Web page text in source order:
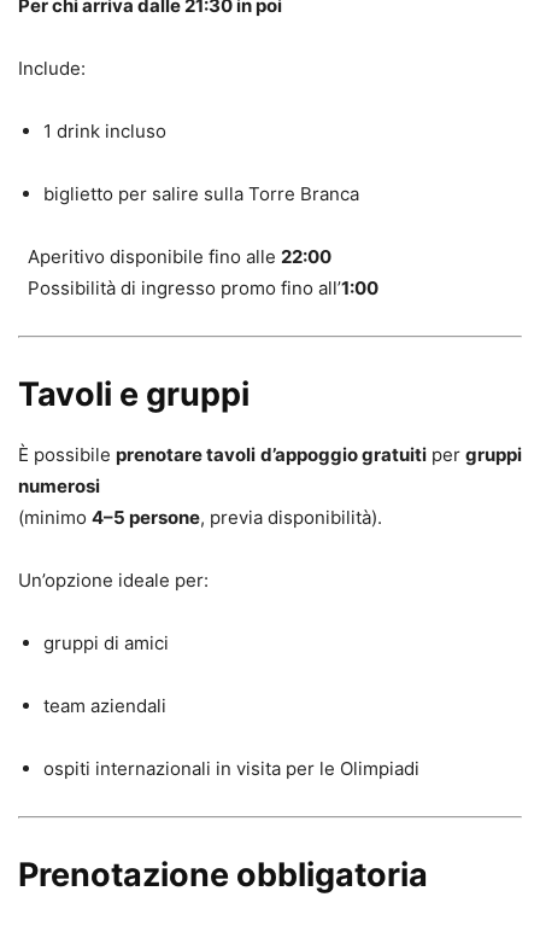
Per chi arriva dalle 21:30 in poi
Include:
1 drink incluso
biglietto per salire sulla Torre Branca
Aperitivo disponibile fino alle 22:00
Possibilità di ingresso promo fino all’1:00
Tavoli e gruppi
È possibileprenotare tavoli d’appoggio gratuitipergruppi
numerosi
(minimo 4–5 persone, previa disponibilità).
Un’opzione ideale per:
gruppi di amici
team aziendali
ospiti internazionali in visita per le Olimpiadi
Prenotazione obbligatoria